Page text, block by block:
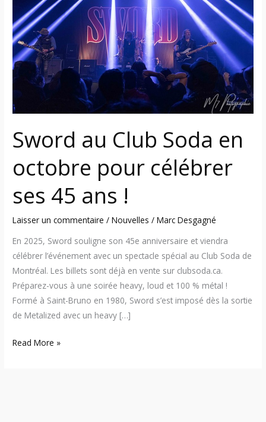
Sword au Club Soda en
octobre pour célébrer
ses 45 ans !
Laisser un commentaire /Nouvelles /Marc Desgagné
En 2025, Sword souligne son 45e anniversaire et viendra
célébrer l’événement avec un spectacle spécial au Club Soda de
Montréal. Les billets sont déjà en vente sur clubsoda.ca.
Préparez-vous à une soirée heavy, loud et 100 % métal !
Formé à Saint-Bruno en 1980, Sword s’est imposé dès la sortie
de Metalized avec un heavy […]
Soda
en
octobre
pour
célébrer
ses
45
ans
Read More »